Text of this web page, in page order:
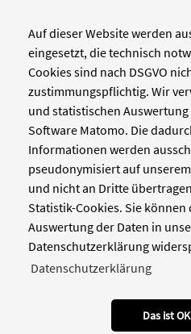
Auf dieser Website werden
eingesetzt, die technisch
Cookies sind nach DSGVO
zustimmungspflichtig. Wir
und statistischen
Software Matomo. Die
Informationen werden
pseudonymisiert auf
und nicht an Dritte
Statistik-Cookies. Sie können
Auswertung der Daten in
Datenschutzerklärung
Datenschutzerklärung
Das ist
Verlag
Pinienstraße 2
40233 Düsseldorf
www.zellwerk.com
Kontakt